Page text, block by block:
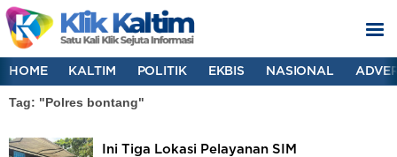
HOME KALTIM POLITIK EKBIS NASIONAL
Tag: "Polres bontang"
Ini Tiga Lokasi Pelayanan SIM